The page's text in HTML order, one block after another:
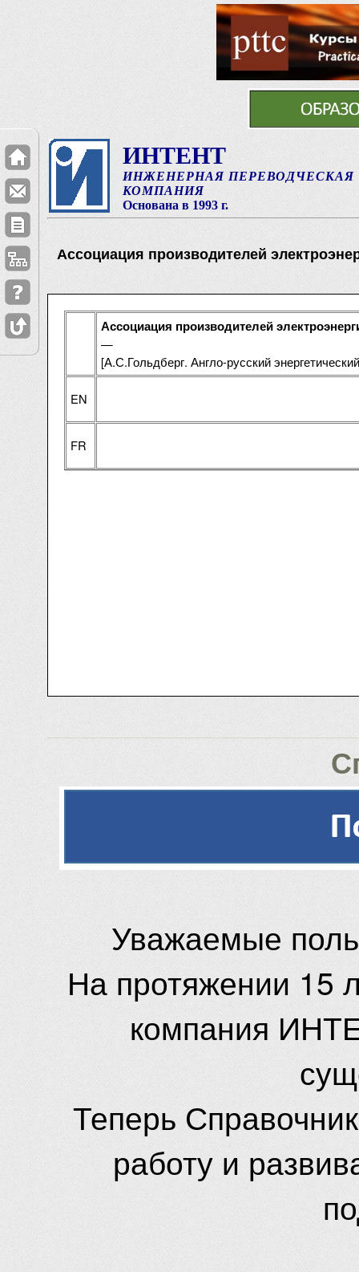
ИНТЕНТ
ИНЖЕНЕРНАЯ ПЕРЕВОДЧЕСКАЯ
КОМПАНИЯ
Основана в 1993 г.
Ассоциация производителей
Ассоциация производителей
—
[А.С.Гольдберг. Англо-русский
EN
FR
Уважаемые
На протяжении 15
компания
Теперь
работу и